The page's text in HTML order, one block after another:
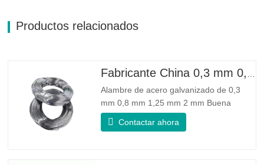
Productos relacionados
Alambre de acero galvanizado de 0,3
mm 0,8 mm 1,25 mm 2 mm Buena
confiabilidad: Puede mejorar algunos
nudos, rebabas y óxido en el alambre de
Contactar ahora